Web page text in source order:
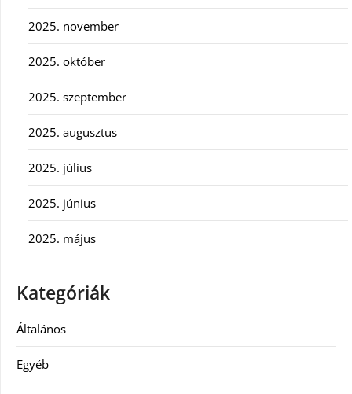
2025. november
2025. október
2025. szeptember
2025. augusztus
2025. július
2025. június
2025. május
Kategóriák
Általános
Egyéb